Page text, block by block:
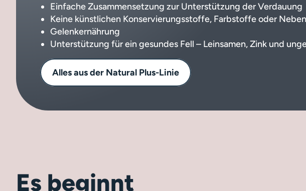
Einfache Zusammensetzung zur Unterstützung der Verdauung
Keine künstlichen Konservierungsstoffe, Farbstoffe oder
Gelenkernährung
Unterstützung für ein gesundes Fell – Leinsamen, Zink und
Alles aus der Natural Plus-Linie
Es beginnt